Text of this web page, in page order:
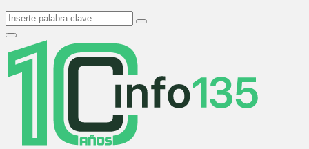
Search
for:
Search
Primary
Menu